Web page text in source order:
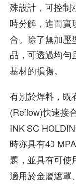
殊設計，可控制
時分解，進而實
合。除了無加壓
品，可透過均勻
基材的損傷。
有別於焊料，既
(Reflow)快速接
INK SC
時亦具有40
題，並具有可使
適用於金屬遮罩